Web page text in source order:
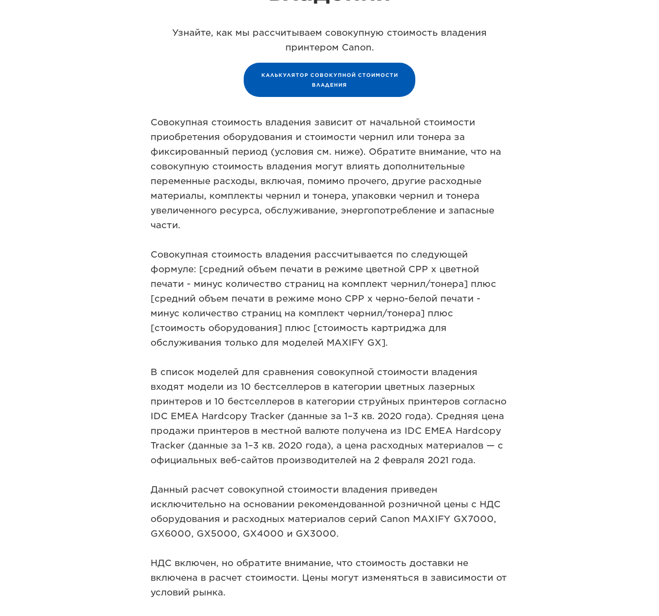
Узнайте, как мы рассчитываем совокупную стоимость владения
принтером Canon.
КАЛЬКУЛЯТОР СОВОКУПНОЙ СТОИМОСТИ
ВЛАДЕНИЯ
Совокупная стоимость владения зависит от начальной стоимости
приобретения оборудования и стоимости чернил или тонера за
фиксированный период (условия см. ниже). Обратите внимание, что на
совокупную стоимость владения могут влиять дополнительные
переменные расходы, включая, помимо прочего, другие расходные
материалы, комплекты чернил и тонера, упаковки чернил и тонера
увеличенного ресурса, обслуживание, энергопотребление и запасные
части.
Совокупная стоимость владения рассчитывается по следующей
формуле: [средний объем печати в режиме цветной CPP x цветной
печати - минус количество страниц на комплект чернил/тонера] плюс
[средний объем печати в режиме моно CPP x черно-белой печати -
минус количество страниц на комплект чернил/тонера] плюс
[стоимость оборудования] плюс [стоимость картриджа для
обслуживания только для моделей MAXIFY GX].
В список моделей для сравнения совокупной стоимости владения
входят модели из 10 бестселлеров в категории цветных лазерных
принтеров и 10 бестселлеров в категории струйных принтеров согласно
IDC EMEA Hardcopy Tracker (данные за 1–3 кв. 2020 года). Средняя цена
продажи принтеров в местной валюте получена из IDC EMEA Hardcopy
Tracker (данные за 1–3 кв. 2020 года), а цена расходных материалов — с
официальных веб-сайтов производителей на 2 февраля 2021 года.
Данный расчет совокупной стоимости владения приведен
исключительно на основании рекомендованной розничной цены с НДС
оборудования и расходных материалов серий Canon MAXIFY GX7000,
GX6000, GX5000, GX4000 и GX3000.
НДС включен, но обратите внимание, что стоимость доставки не
включена в расчет стоимости. Цены могут изменяться в зависимости от
условий рынка.